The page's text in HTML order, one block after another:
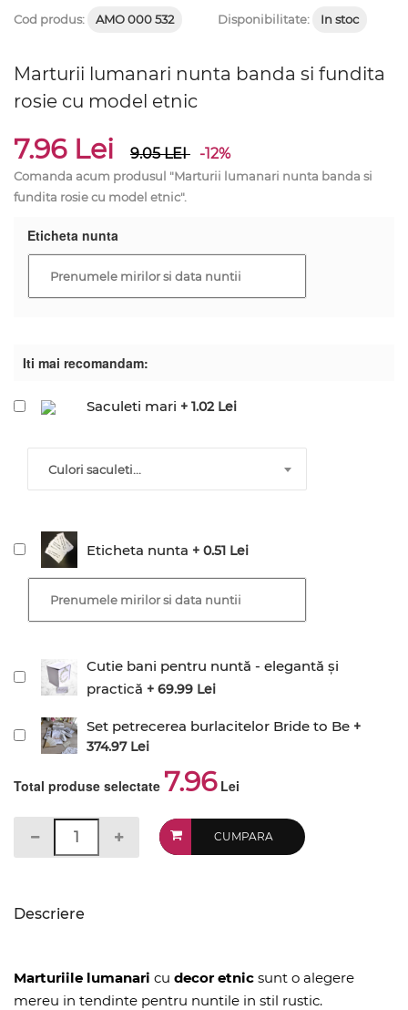
Cod produs: AMO 000 532 Disponibilitate: In stoc
Marturii lumanari nunta banda si fundita
rosie cu model etnic
7.96 Lei 9.05LEI -12%
Comanda acum produsul "Marturii lumanari nunta banda si
fundita rosie cu model etnic".
Eticheta nunta
Iti mai recomandam:
Saculeti mari + 1.02 Lei
Culori saculeti...
Eticheta nunta + 0.51 Lei
Cutie bani pentru nuntă - elegantă și
practică + 69.99 Lei
Set petrecerea burlacitelor Bride to Be +
374.97 Lei
Total produse selectate 7.96Lei
CUMPARA
Descriere
Marturiile lumanari cu decor etnic sunt o alegere
mereu in tendinte pentru nuntile in stil rustic.